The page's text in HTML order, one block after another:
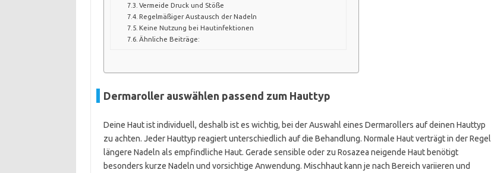
Vermeide Druck und Stöße
Regelmäßiger Austausch der Nadeln
Keine Nutzung bei Hautinfektionen
Ähnliche Beiträge:
Dermaroller auswählen passend zum Hauttyp
Deine Haut ist individuell, deshalb ist es wichtig, bei der Auswahl eines Dermarollers auf deinen Hauttyp
zu achten. Jeder Hauttyp reagiert unterschiedlich auf die Behandlung. Normale Haut verträgt in der Regel
längere Nadeln als empfindliche Haut. Gerade sensible oder zu Rosazea neigende Haut benötigt
besonders kurze Nadeln und vorsichtige Anwendung. Mischhaut kann je nach Bereich variieren und